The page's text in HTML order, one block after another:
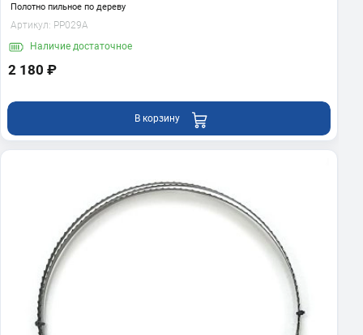
Полотно пильное по дереву
Артикул: PP029A
Наличие достаточное
2 180 ₽
В корзину